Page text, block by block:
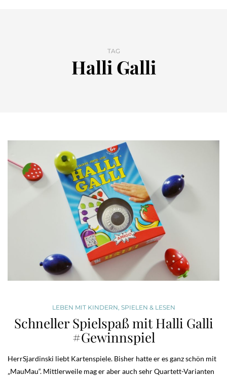
TAG
Halli Galli
LEBEN MIT KINDERN, SPIELEN & LESEN
Schneller Spielspaß mit Halli Galli
#Gewinnspiel
HerrSjardinski liebt Kartenspiele. Bisher hatte er es ganz schön mit
„MauMau“. Mittlerweile mag er aber auch sehr Quartett-Varianten